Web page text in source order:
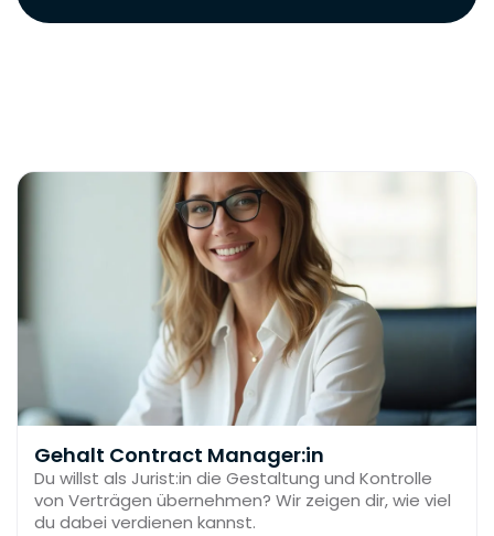
Gehalt Contract Manager:in
Du willst als Jurist:in die Gestaltung und Kontrolle
von Verträgen übernehmen? Wir zeigen dir, wie viel
du dabei verdienen kannst.